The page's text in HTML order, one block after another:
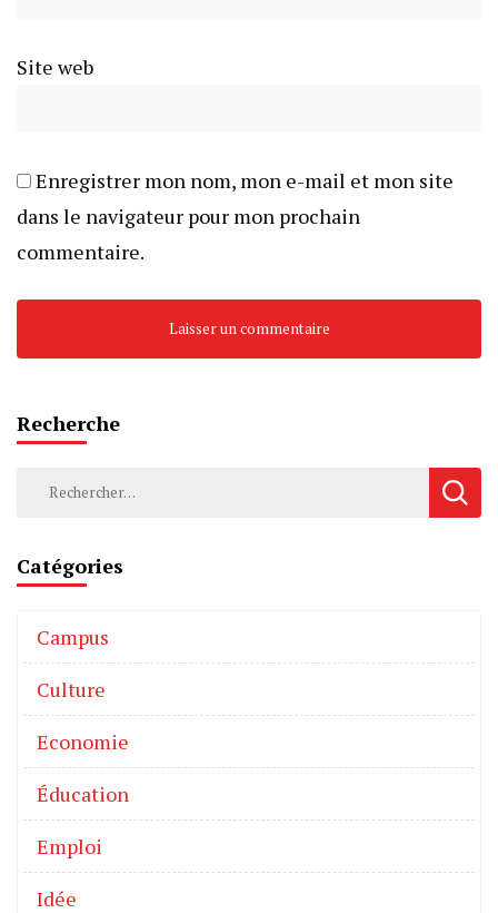
Site web
Enregistrer mon nom, mon e-mail et mon site
dans le navigateur pour mon prochain
commentaire.
Recherche
Catégories
Campus
Culture
Economie
Éducation
Emploi
Idée